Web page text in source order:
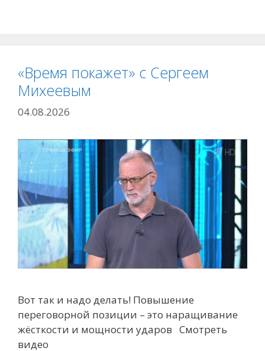
«Время покажет» с Сергеем
Михеевым
04.08.2026
Вот так и надо делать! Повышение
переговорной позиции – это наращивание
жёсткости и мощности ударов Смотреть
видео